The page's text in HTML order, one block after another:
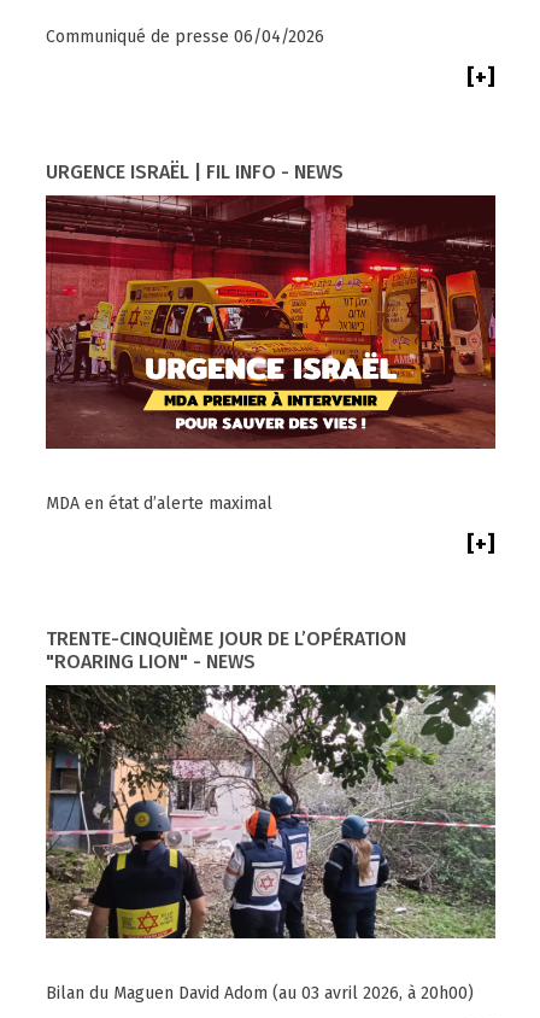
Communiqué de presse 06/04/2026
[+]
URGENCE ISRAËL | FIL INFO - NEWS
MDA en état d’alerte maximal
[+]
TRENTE-CINQUIÈME JOUR DE L’OPÉRATION
"ROARING LION" - NEWS
Bilan du Maguen David Adom (au 03 avril 2026, à 20h00)